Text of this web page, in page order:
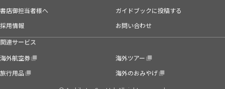
書店御担当者様へ
ガイドブックに投稿する
採用情報
お問い合わせ
関連サービス
海外航空券
海外ツアー
旅行用品
海外のおみやげ